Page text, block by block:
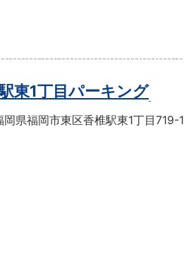
東1丁目パーキング
岡県福岡市東区香椎駅東1丁目719-1